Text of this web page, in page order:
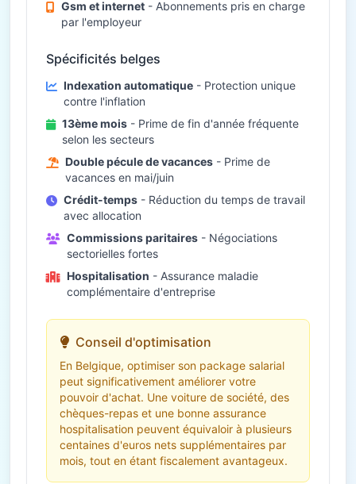
Gsm et internet - Abonnements pris en charge
par l'employeur
Spécificités belges
Indexation automatique - Protection unique
contre l'inflation
13ème mois - Prime de fin d'année fréquente
selon les secteurs
Double pécule de vacances - Prime de
vacances en mai/juin
Crédit-temps - Réduction du temps de travail
avec allocation
Commissions paritaires - Négociations
sectorielles fortes
Hospitalisation - Assurance maladie
complémentaire d'entreprise
Conseil d'optimisation
En Belgique, optimiser son package salarial
peut significativement améliorer votre
pouvoir d'achat. Une voiture de société, des
chèques-repas et une bonne assurance
hospitalisation peuvent équivaloir à plusieurs
centaines d'euros nets supplémentaires par
mois, tout en étant fiscalement avantageux.